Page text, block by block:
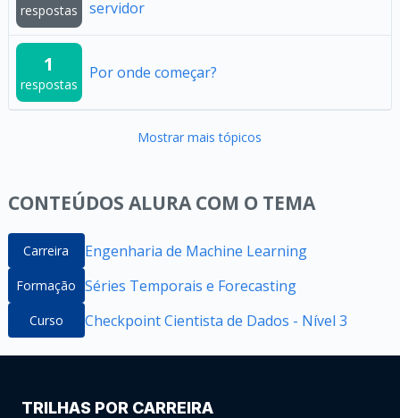
respostas
servidor
1
respostas
Por onde começar?
Mostrar mais tópicos
CONTEÚDOS ALURA COM O TEMA
Carreira Engenharia de Machine Learning
Formação Séries Temporais e Forecasting
Curso Checkpoint Cientista de Dados - Nível 3
TRILHAS POR CARREIRA